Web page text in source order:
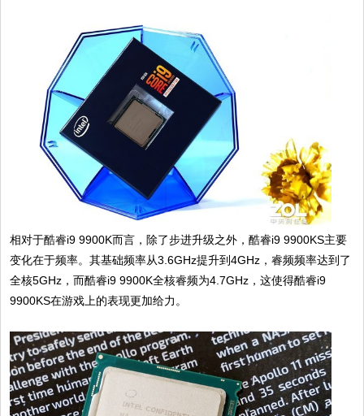
相对于酷睿i9 9900K而言，除了步进升级之外，酷睿i9 9900KS主要
变化在于频率。其基础频率从3.6GHz提升到4GHz，睿频频率达到了
全核5GHz，而酷睿i9 9900K全核睿频为4.7GHz，这使得酷睿i9
9900KS在游戏上的表现更加给力。